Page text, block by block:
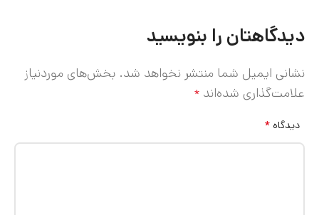
دیدگاهتان را بنویسید
نشانی ایمیل شما منتشر نخواهد شد. بخش‌های موردنیاز
علامت‌گذاری شده‌اند *
دیدگاه *